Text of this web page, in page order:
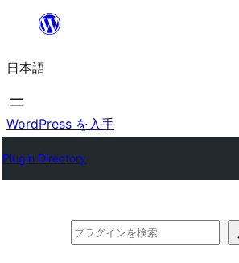
を
ス
キ
プ
日本語
WordPress を入手
Plugin Directory
検